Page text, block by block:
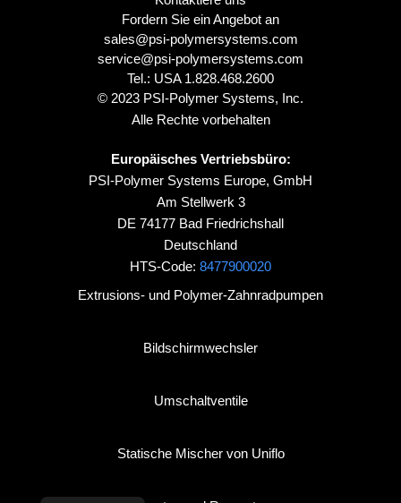
Fordern Sie ein Angebot an
sales@psi-polymersystems.com
service@psi-polymersystems.com
Tel.: USA 1.828.468.2600
© 2023 PSI-Polymer Systems, Inc.
Alle Rechte vorbehalten
Europäisches Vertriebsbüro:
PSI-Polymer Systems Europe, GmbH
Am Stellwerk 3
DE 74177 Bad Friedrichshall
Deutschland
HTS-Code: 8477900020
Extrusions- und Polymer-Zahnradpumpen
Bildschirmwechsler
Umschaltventile
Statische Mischer von Uniflo